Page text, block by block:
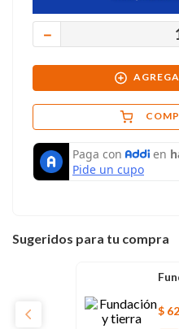
－
Sugeridos para tu compra
$ 62